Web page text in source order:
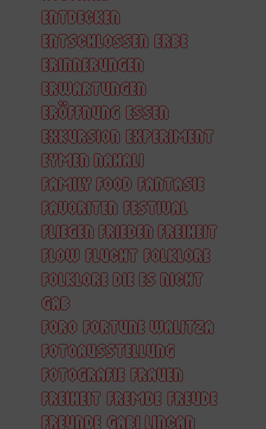
ENTDECKEN
ENTSCHLOSSEN ERBE
ERINNERUNGEN
ERWARTUNGEN
ERÖFFNUNG ESSEN
EXKURSION EXPERIMENT
EYMEN NAHALI
FAMILY FOOD FANTASIE
FAVORITEN FESTIVAL
FLIEGEN FRIEDEN FREIHEIT
FLOW FLUCHT FOLKLORE
FOLKLORE DIE ES NICHT
GAB
FORO FORTUNE WALITZA
FOTOAUSSTELLUNG
FOTOGRAFIE FRAUEN
FREIHEIT FREMDE FREUDE
FREUNDE GABI LINCAN